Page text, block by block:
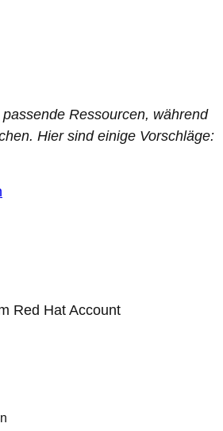
Ressourcen, während
Hier sind einige Vorschläge:
Red Hat Account